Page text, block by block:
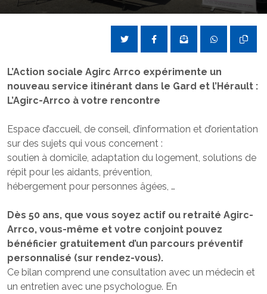
L’Action sociale Agirc Arrco expérimente un
nouveau service itinérant dans le Gard et l’Hérault :
L’Agirc-Arrco à votre rencontre
Espace d’accueil, de conseil, d’information et d’orientation
sur des sujets qui vous concernent :
soutien à domicile, adaptation du logement, solutions de
répit pour les aidants, prévention,
hébergement pour personnes âgées, …
Dès 50 ans, que vous soyez actif ou retraité Agirc-
Arrco, vous-même et votre conjoint pouvez
bénéficier gratuitement d’un parcours préventif
personnalisé (sur rendez-vous).
Ce bilan comprend une consultation avec un médecin et
un entretien avec une psychologue. En